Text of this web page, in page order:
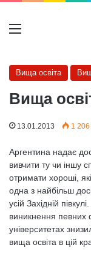
Меню
Вища освіта
Вища
13.01.2013 1 206
Аргентина надає
вивчити ту чи іншу
отримати хороші,
одна з найбільш
усій Західній
виникнення певних
університетах
вища освіта в цій